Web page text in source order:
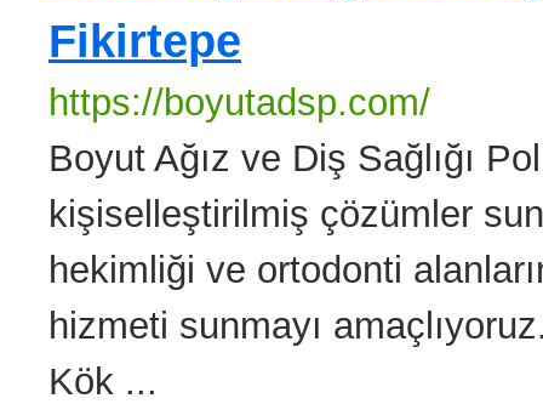
Fikirtepe
https://boyutadsp.com/
Boyut Ağız ve Diş Sağlığı
kişiselleştirilmiş çözümler
hekimliği ve ortodonti
hizmeti sunmayı
Kök ...